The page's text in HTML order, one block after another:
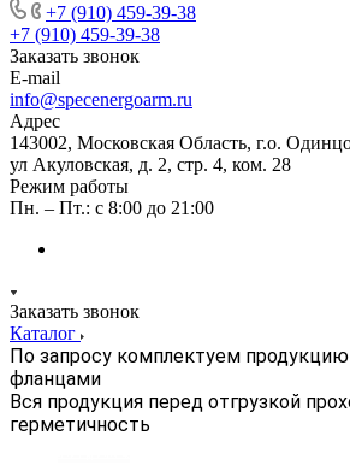
+7 (910) 459-39-38
+7 (910) 459-39-38
Заказать звонок
E-mail
info@specenergoarm.ru
Адрес
143002, Московская Область, г.о.
ул Акуловская, д. 2, стр. 4, ком. 28
Режим работы
Пн. – Пт.: с 8:00 до 21:00
Заказать звонок
Каталог
По запросу комплектуем
фланцами
Вся продукция перед отгрузкой
герметичность